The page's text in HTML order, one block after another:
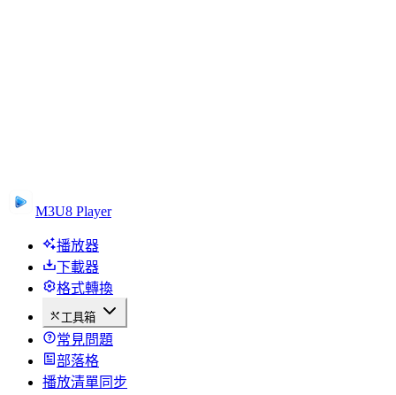
M3U8 Player
播放器
下載器
格式轉換
工具箱
常見問題
部落格
播放清單同步